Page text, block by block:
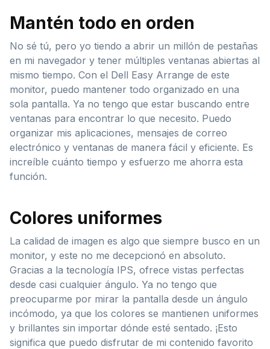
Mantén todo en orden
No sé tú, pero yo tiendo a abrir un millón de pestañas
en mi navegador y tener múltiples ventanas abiertas al
mismo tiempo. Con el Dell Easy Arrange de este
monitor, puedo mantener todo organizado en una
sola pantalla. Ya no tengo que estar buscando entre
ventanas para encontrar lo que necesito. Puedo
organizar mis aplicaciones, mensajes de correo
electrónico y ventanas de manera fácil y eficiente. Es
increíble cuánto tiempo y esfuerzo me ahorra esta
función.
Colores uniformes
La calidad de imagen es algo que siempre busco en un
monitor, y este no me decepcionó en absoluto.
Gracias a la tecnología IPS, ofrece vistas perfectas
desde casi cualquier ángulo. Ya no tengo que
preocuparme por mirar la pantalla desde un ángulo
incómodo, ya que los colores se mantienen uniformes
y brillantes sin importar dónde esté sentado. ¡Esto
significa que puedo disfrutar de mi contenido favorito